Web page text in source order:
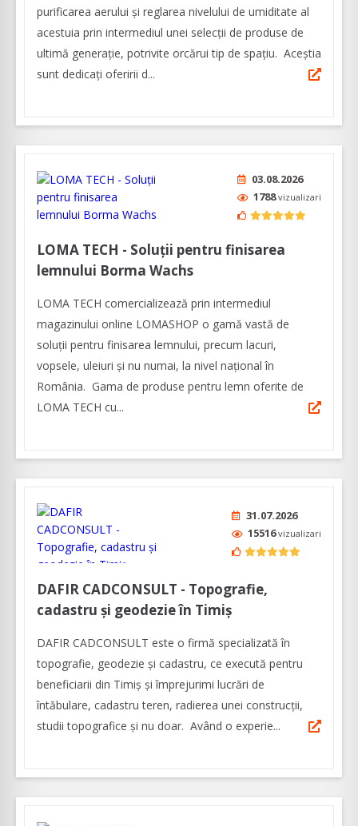
purificarea aerului și reglarea nivelului de umiditate al
acestuia prin intermediul unei selecţii de produse de
ultimă generaţie, potrivite orcărui tip de spaţiu. Aceștia
sunt dedicați oferirii d...
03.08.2026
1788vizualizari
LOMA TECH - Soluții pentru finisarea
lemnului Borma Wachs
LOMA TECH comercializează prin intermediul
magazinului online LOMASHOP o gamă vastă de
soluții pentru finisarea lemnului, precum lacuri,
vopsele, uleiuri și nu numai, la nivel național în
România. Gama de produse pentru lemn oferite de
LOMA TECH cu...
31.07.2026
15516vizualizari
DAFIR CADCONSULT - Topografie,
cadastru și geodezie în Timiș
DAFIR CADCONSULT este o firmă specializată în
topografie, geodezie și cadastru, ce execută pentru
beneficiarii din Timiș și împrejurimi lucrări de
întăbulare, cadastru teren, radierea unei construcții,
studii topografice și nu doar. Având o experie...